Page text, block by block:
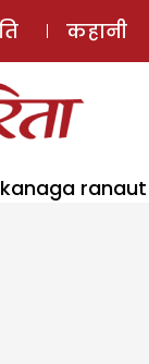
कहानी
kanaga